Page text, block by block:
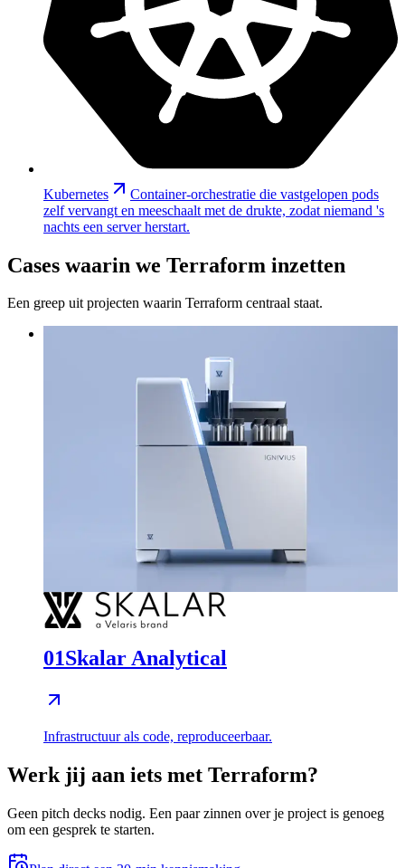
Kubernetes
Container-orchestratie die vastgelopen pods
zelf vervangt en meeschaalt met de drukte, zodat niemand 's
nachts een server herstart.
Cases waarin we Terraform inzetten
Een greep uit projecten waarin Terraform centraal staat.
01Skalar Analytical
Infrastructuur als code, reproduceerbaar.
Werk jij aan iets met Terraform?
Geen pitch decks nodig. Een paar zinnen over je project is genoeg
om een gesprek te starten.